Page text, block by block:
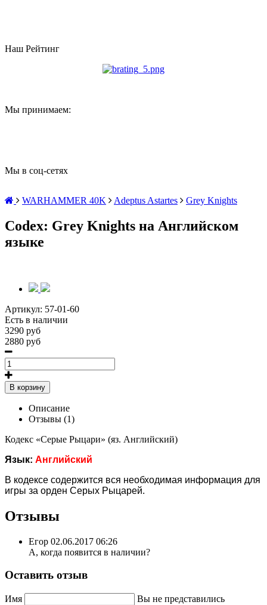
Наш Рейтинг
Мы принимаем:
Мы в соц-сетях
WARHAMMER 40K Adeptus Astartes Grey Knights
Codex: Grey Knights на Английском
языке
Артикул: 57-01-60
Есть в наличии
3290 руб
2880 руб
В корзину
Описание
Отзывы (1)
Кодекс «Серые Рыцари» (яз. Английский)
Язык: Английский
В кодексе содержится вся необходимая информация для
игры за орден Серых Рыцарей.
Отзывы
Егор 02.06.2017 06:26
А, когда появится в наличии?
Оставить отзыв
Имя
Вы не представились